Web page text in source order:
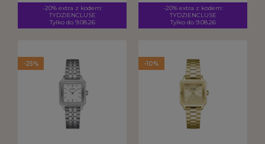
-20% extra z kodem:
TYDZIENCLUSE
Tylko do 9.08.26
-20% extra z kodem:
TYDZIENCLUSE
Tylko do 9.08.26
-25% -10%